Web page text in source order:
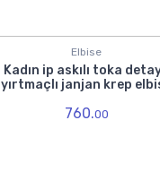
Elbise
Kadın ip askılı toka
yırtmaçlı janjan krep
760.00